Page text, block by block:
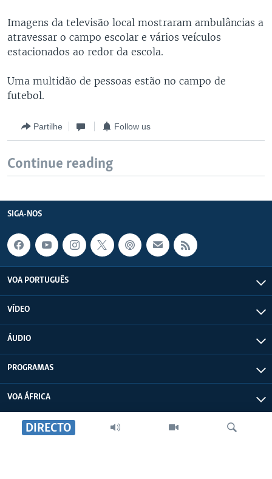
DIRECTO
Imagens da televisão local mostraram ambulâncias a
atravessar o campo escolar e vários veículos
estacionados ao redor da escola.
Uma multidão de pessoas estão no campo de
futebol.
Partilhe Follow us
Continue reading
SIGA-NOS
VOA PORTUGUÊS
VÍDEO
ÁUDIO
PROGRAMAS
VOA ÁFRICA
SOBRE NÓS